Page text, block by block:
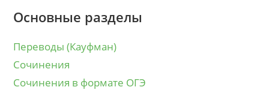
Основные разделы
Переводы (Кауфман)
Сочинения
Сочинения в формате ОГЭ